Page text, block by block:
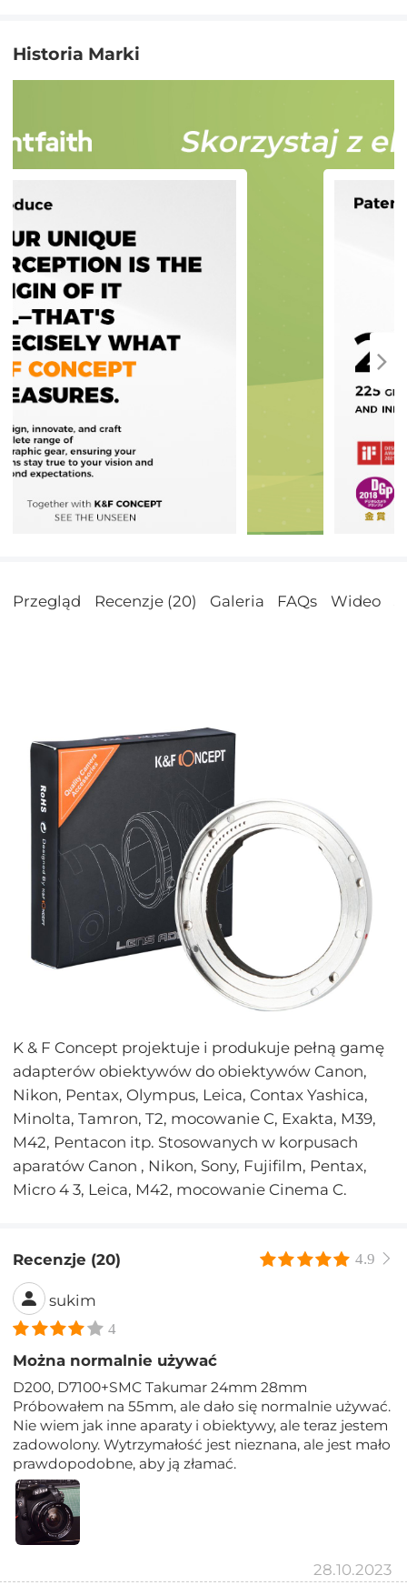
Historia Marki
Przegląd Recenzje (20) Galeria FAQs Wideo
K & F Concept projektuje i produkuje pełną gamę
adapterów obiektywów do obiektywów Canon,
Nikon, Pentax, Olympus, Leica, Contax Yashica,
Minolta, Tamron, T2, mocowanie C, Exakta, M39,
M42, Pentacon itp. Stosowanych w korpusach
aparatów Canon , Nikon, Sony, Fujifilm, Pentax,
Micro 4 3, Leica, M42, mocowanie Cinema C.
Recenzje (20) 4.9
sukim
4
Można normalnie używać
D200, D7100+SMC Takumar 24mm 28mm
Próbowałem na 55mm, ale dało się normalnie używać.
Nie wiem jak inne aparaty i obiektywy, ale teraz jestem
zadowolony. Wytrzymałość jest nieznana, ale jest mało
prawdopodobne, aby ją złamać.
28.10.2023